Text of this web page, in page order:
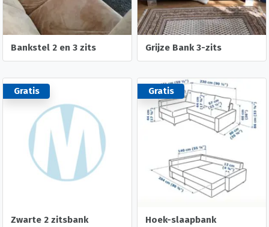
Bankstel 2 en 3 zits Grijze Bank 3-zits
Gratis
Zwarte 2 zitsbank
Gratis
Hoek-slaapbank